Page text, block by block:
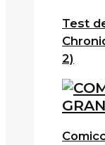
Test
2)